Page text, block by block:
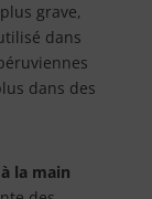
grave,
dans
dans des
la main